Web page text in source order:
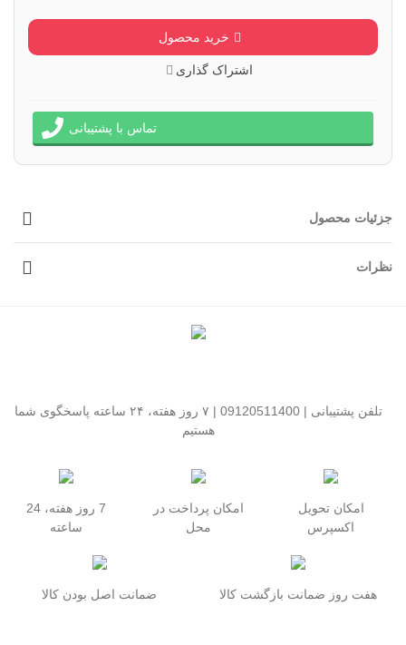
خرید محصول
اشتراک گذاری
تماس با پشتیبانی
جزئیات محصول
نظرات
تلفن پشتیبانی | 09120511400 | ۷ روز هفته، ۲۴ ساعته پاسخگوی شما
هستیم
امکان تحویل
اکسپرس
امکان پرداخت در
محل
7 روز هفته، 24
ساعته
هفت روز ضمانت بازگشت کالا ضمانت اصل بودن کالا